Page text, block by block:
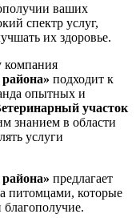
ваших
спектр услуг,
их здоровье.
компания
подходит к
опытных и
участок
знанием в области
услуги
предлагает
питомцами, которые